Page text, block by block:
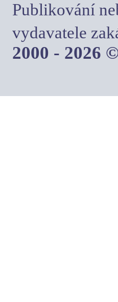
Publikování
vydavatele
2000 - 2026